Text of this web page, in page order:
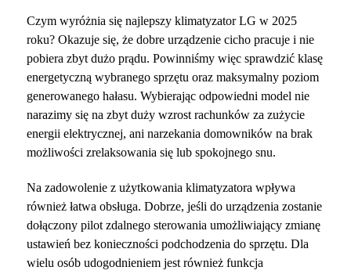
Czym wyróżnia się najlepszy klimatyzator LG w 2025
roku? Okazuje się, że dobre urządzenie cicho pracuje i nie
pobiera zbyt dużo prądu. Powinniśmy więc sprawdzić klasę
energetyczną wybranego sprzętu oraz maksymalny poziom
generowanego hałasu. Wybierając odpowiedni model nie
narazimy się na zbyt duży wzrost rachunków za zużycie
energii elektrycznej, ani narzekania domowników na brak
możliwości zrelaksowania się lub spokojnego snu.
Na zadowolenie z użytkowania klimatyzatora wpływa
również łatwa obsługa. Dobrze, jeśli do urządzenia zostanie
dołączony pilot zdalnego sterowania umożliwiający zmianę
ustawień bez konieczności podchodzenia do sprzętu. Dla
wielu osób udogodnieniem jest również funkcja